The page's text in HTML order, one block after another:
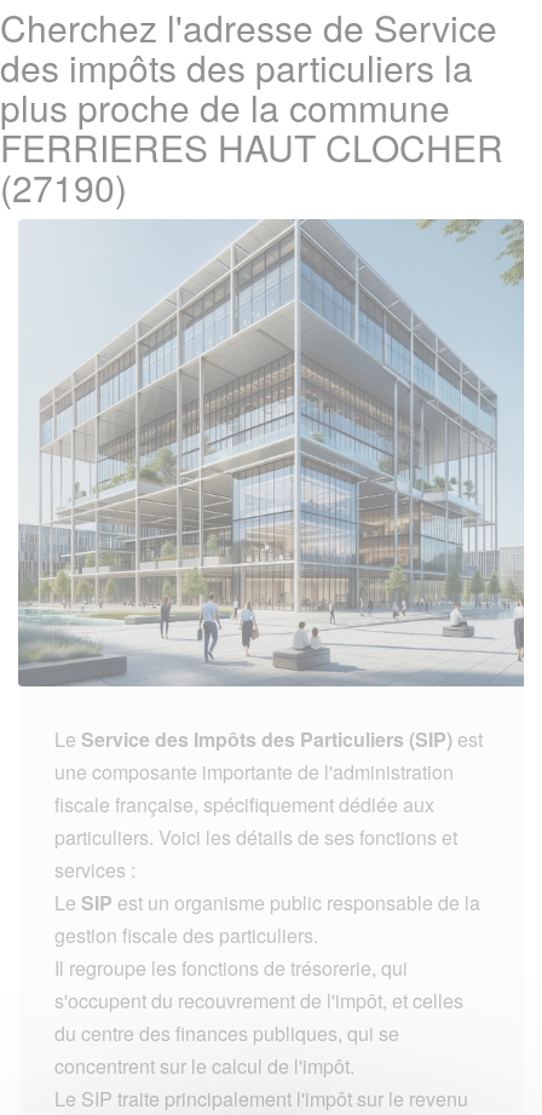
Cherchez l'adresse de Service
des impôts des particuliers la
plus proche de la commune
FERRIERES HAUT CLOCHER
(27190)
Le Service des Impôts des Particuliers (SIP) est
une composante importante de l'administration
fiscale française, spécifiquement dédiée aux
particuliers. Voici les détails de ses fonctions et
services :
Le SIP est un organisme public responsable de la
gestion fiscale des particuliers.
Il regroupe les fonctions de trésorerie, qui
s'occupent du recouvrement de l'impôt, et celles
du centre des finances publiques, qui se
concentrent sur le calcul de l'impôt.
Le SIP traite principalement l'impôt sur le revenu